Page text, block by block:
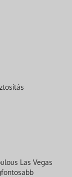
Las Vegas